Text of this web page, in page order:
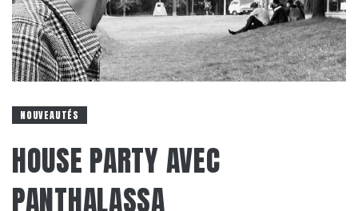
NOUVEAUTÉS
HOUSE PARTY AVEC
PANTHALASSA